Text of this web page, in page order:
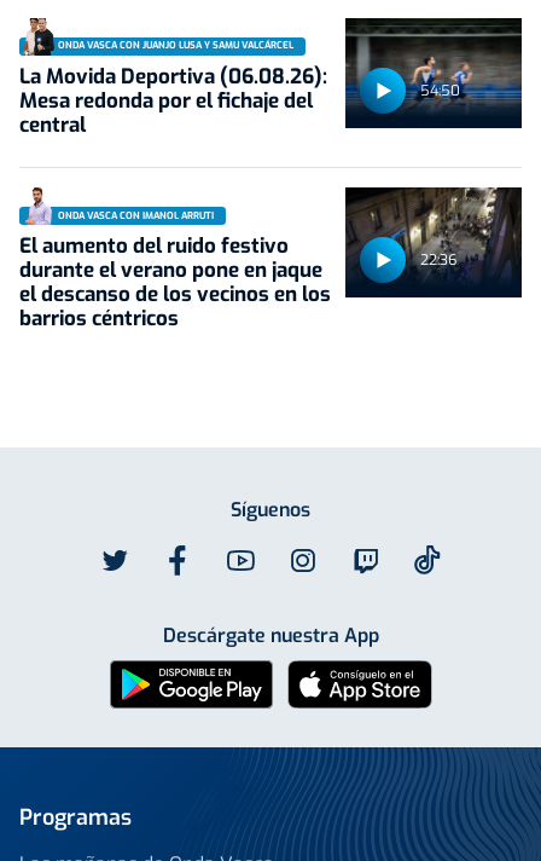
54:50
ONDA VASCA CON JUANJO LUSA Y SAMU VALCÁRCEL
La Movida Deportiva (06.08.26):
Mesa redonda por el fichaje del
central
22:36
ONDA VASCA CON IMANOL ARRUTI
El aumento del ruido festivo
durante el verano pone en jaque
el descanso de los vecinos en los
barrios céntricos
Síguenos
Descárgate nuestra App
Programas